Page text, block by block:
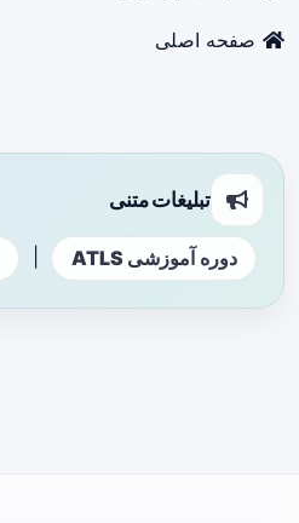
صفحه اصلی
تبلیغات متنی
دوره آموزشی ATLS